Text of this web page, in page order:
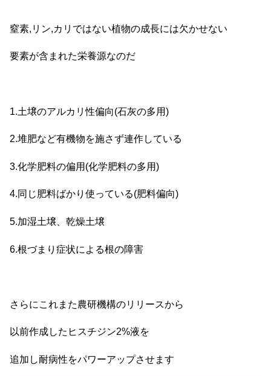
窒素,リン,カリではない植物の成長には欠かせない
要素が含まれた栄養源なのだ
1.土壌のアルカリ性偏向(石灰の多用)
2.堆肥など有機物を施さず連作している
3.化学肥料の偏用(化学肥料の多用)
4.同じ肥料ばかり使っている(肥料偏向)
5.加湿土壌、乾燥土壌
6.根づまり症状による根の障害
さらにこれまた農研機構のリリースから
以前作成したヒスチジン2%液を
追加し耐病性をパワーアップさせます